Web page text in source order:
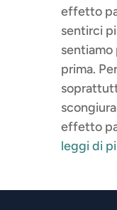
effetto
sentirci
prima.
effetto
leggi di